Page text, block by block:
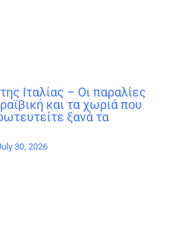
Ιταλίας – Οι παραλίες
και τα χωριά που
ξανά τα
30, 2026